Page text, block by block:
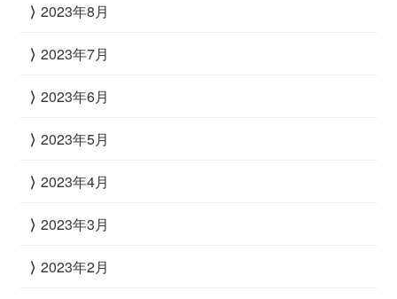
2023年8月
2023年7月
2023年6月
2023年5月
2023年4月
2023年3月
2023年2月